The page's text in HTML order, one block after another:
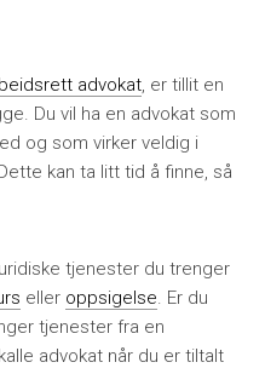
advokat, er tillit en
Du vil ha en advokat som
og som virker veldig i
kan ta litt tid å finne, så
tjenester du trenger
eller oppsigelse. Er du
tjenester fra en
advokat når du er tiltalt